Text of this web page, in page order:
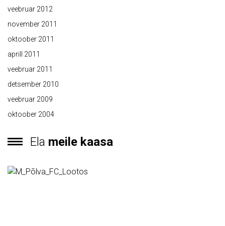
veebruar 2012
november 2011
oktoober 2011
aprill 2011
veebruar 2011
detsember 2010
veebruar 2009
oktoober 2004
Ela meile kaasa